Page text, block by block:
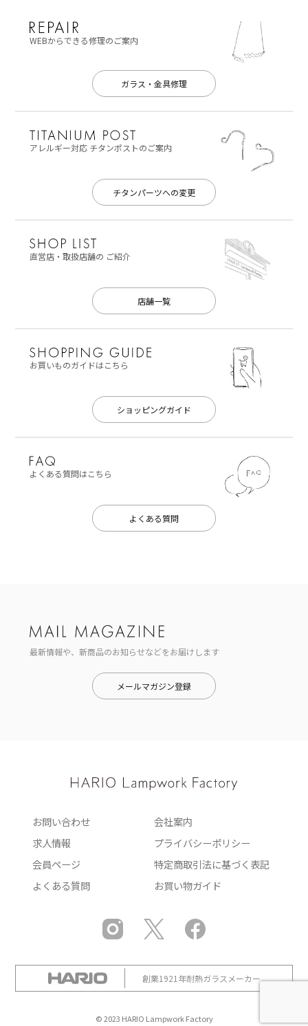
WEBからできる修理のご案内
ガラス・金具修理
アレルギー対応チタンポストのご案内
チタンパーツへの変更
直営店・取扱店舗の ご紹介
店舗一覧
お買いものガイドはこちら
ショッピングガイド
よくある質問はこちら
よくある質問
最新情報や、新商品のお知らせなどをお届けします
メールマガジン登録
お問い合わせ
会社案内
求人情報
プライバシーポリシー
会員ページ
特定商取引法に基づく表記
よくある質問
お買い物ガイド
創業1921年耐熱ガラスメーカー
© 2023 HARIO Lampwork Factory